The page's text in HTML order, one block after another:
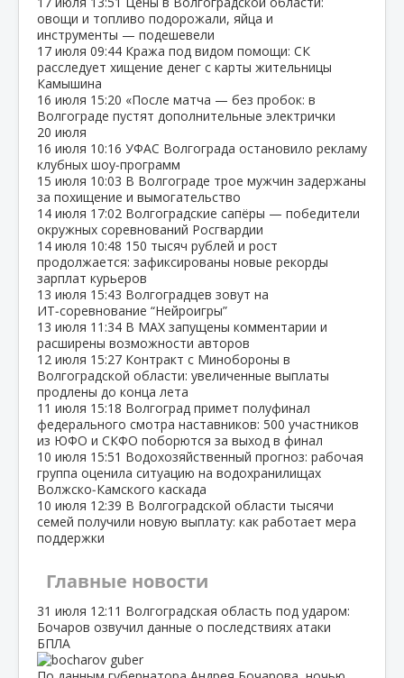
овощи и топливо подорожали, яйца и
инструменты — подешевели
17 июля 09:44 Кража под видом помощи: СК
расследует хищение денег с карты жительницы
Камышина
16 июля 15:20 «После матча — без пробок: в
Волгограде пустят дополнительные электрички
20 июля
16 июля 10:16 УФАС Волгограда остановило рекламу
клубных шоу‑программ
15 июля 10:03 В Волгограде трое мужчин задержаны
за похищение и вымогательство
14 июля 17:02 Волгоградские сапёры — победители
окружных соревнований Росгвардии
14 июля 10:48 150 тысяч рублей и рост
продолжается: зафиксированы новые рекорды
зарплат курьеров
13 июля 15:43 Волгоградцев зовут на
ИТ‑соревнование “Нейроигры”
13 июля 11:34 В МАХ запущены комментарии и
расширены возможности авторов
12 июля 15:27 Контракт с Минобороны в
Волгоградской области: увеличенные выплаты
продлены до конца лета
11 июля 15:18 Волгоград примет полуфинал
федерального смотра наставников: 500 участников
из ЮФО и СКФО поборются за выход в финал
10 июля 15:51 Водохозяйственный прогноз: рабочая
группа оценила ситуацию на водохранилищах
Волжско‑Камского каскада
10 июля 12:39 В Волгоградской области тысячи
семей получили новую выплату: как работает мера
поддержки
Главные новости
31 июля 12:11 Волгоградская область под ударом:
Бочаров озвучил данные о последствиях атаки
БПЛА